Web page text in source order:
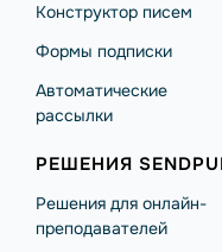
Конструктор писем
Формы подписки
Автоматические
рассылки
РЕШЕНИЯ
Решения для онлайн-
преподавателей